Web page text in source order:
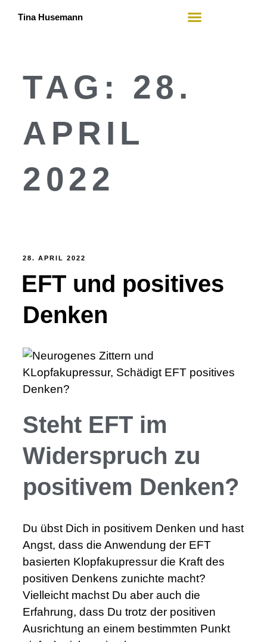
Tina Husemann
TAG: 28.
APRIL
2022
28. APRIL 2022
EFT und positives
Denken
Steht EFT im
Widerspruch zu
positivem Denken?
Du übst Dich in positivem Denken und hast
Angst, dass die Anwendung der EFT
basierten Klopfakupressur die Kraft des
positiven Denkens zunichte macht?
Vielleicht machst Du aber auch die
Erfahrung, dass Du trotz der positiven
Ausrichtung an einem bestimmten Punkt